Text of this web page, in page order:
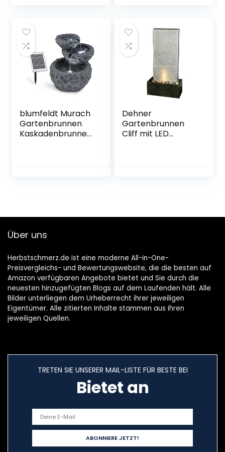
schwimmender
Fontäne Pumpe
für Gartenteich,
Vogel-Bad, Fisch-
Behälter
8″ x 4″(B x T x H)
blumfeldt Murach
Gartenbrunnen
Kaskadenbrunnen
Dehner
Gartenbrunnen
Cliff mit LED
Über uns
Herbstschmerz.de ist eine moderne All-in-One-
Preisvergleichs- und Bewertungswebsite, die die besten auf
Amazon verfügbaren Angebote bietet und Sie durch die
neuesten hinzugefügten Blogs auf dem Laufenden hält. Alle
Bilder unterliegen dem Urheberrecht ihrer jeweiligen
Eigentümer. Alle zitierten Inhalte stammen aus ihren
jeweiligen Quellen.
TRETEN SIE UNSERER MAIL-LISTE FÜR BESTE BEI
Bietet an